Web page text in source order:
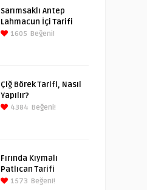
Sarımsaklı Antep
Lahmacun İçi Tarifi
1605 Beğeni!
Çiğ Börek Tarifi, Nasıl
Yapılır?
4384 Beğeni!
Fırında Kıymalı
Patlıcan Tarifi
1573 Beğeni!